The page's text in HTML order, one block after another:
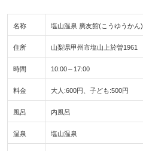
名称 塩山温泉 廣友館(こうゆうかん)
住所 山梨県甲州市塩山上於曽1961
時間 10:00～17:00
料金 大人:600円、子ども:500円
風呂 内風呂
温泉 塩山温泉